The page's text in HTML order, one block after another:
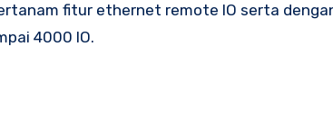
fitur ethernet remote IO serta
4000 IO.